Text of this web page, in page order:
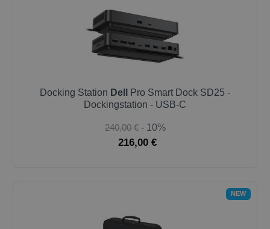
Docking Station Dell
Pro Smart Dock SD25 -
Dockingstation - USB-C
240,00 € - 10%
216,00 €
NEW